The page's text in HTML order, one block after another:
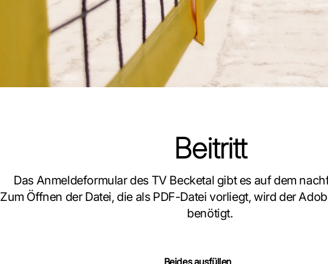
Beitritt
Das Anmeldeformular des TV Becketal gibt es auf dem
Zum Öffnen der Datei, die als PDF-Datei vorliegt, wird der
benötigt.
Beides ausfüllen